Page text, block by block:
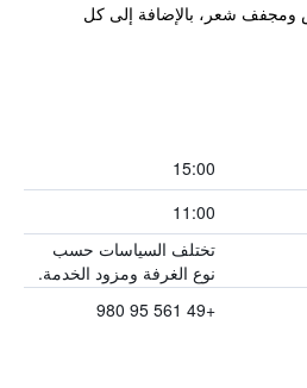
ومجفف شعر، بالإضافة إلى كل
15:00
11:00
تختلف السياسات حسب
نوع الغرفة ومزود الخدمة.
+49 561 95 980